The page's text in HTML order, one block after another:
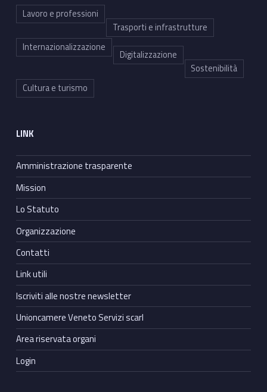
Lavoro e professioni
Trasporti e infrastrutture
Internazionalizzazione
Digitalizzazione
Sostenibilità
Cultura e turismo
LINK
Amministrazione trasparente
Mission
Lo Statuto
Organizzazione
Contatti
Link utili
Iscriviti alle nostre newsletter
Unioncamere Veneto Servizi scarl
Area riservata organi
Login